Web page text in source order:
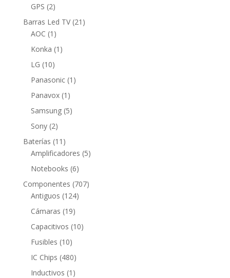
GPS 22
productos
Barras Led TV 21 21
AOC 1 1
producto
Konka 1 1
LG 1010
productos
Panasonic 1 1
Panavox 1 1
producto
Samsung 55
Sony 22
productos
Baterías 11 11
productos
Amplificadores 55
Notebooks 66
productos
Componentes 707707
Antiguos 124124
Cámaras 1919
productos
Capacitivos 1010
Fusibles 1010
productos
IC Chips 480480
productos
Inductivos 1 1